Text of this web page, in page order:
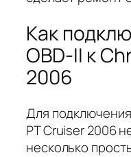
Как
OBD-II к
2006
Для
PT Cruiser 2006
несколько